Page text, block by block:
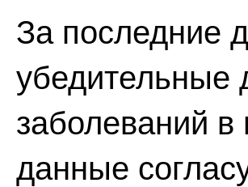
За последние
убедительные
заболеваний в
данные